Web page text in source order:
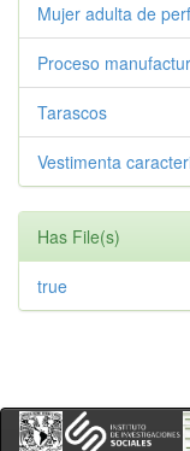
Mujer adulta de
Proceso
Tarascos
Vestimenta
Has File(s)
true